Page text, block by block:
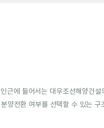
근에 들어서는 대우조선해양건
양전환 여부를 선택할 수 있는 구